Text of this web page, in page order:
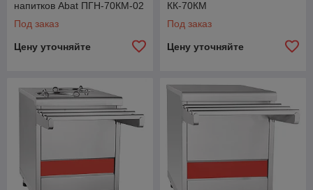
напитков Abat ПГН-70КМ-02
Под заказ
Цену уточняйте
КК-70КМ
Под заказ
Цену уточняйте